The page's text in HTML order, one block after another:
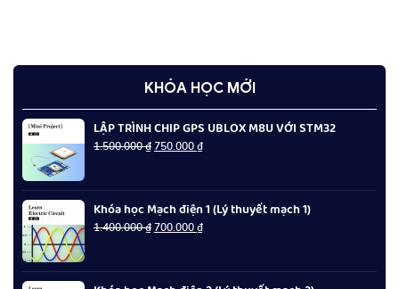
KHÓA HỌC MỚI
LẬP TRÌNH CHIP GPS UBLOX M8U VỚI STM32
1.500.000₫Giá
1.500.000 ₫.
750.000₫Giá
là:
750.000 ₫.
Khóa học Mạch điện 1 (Lý thuyết mạch 1)
1.400.000₫Giá
1.400.000 ₫.
700.000₫Giá
là: